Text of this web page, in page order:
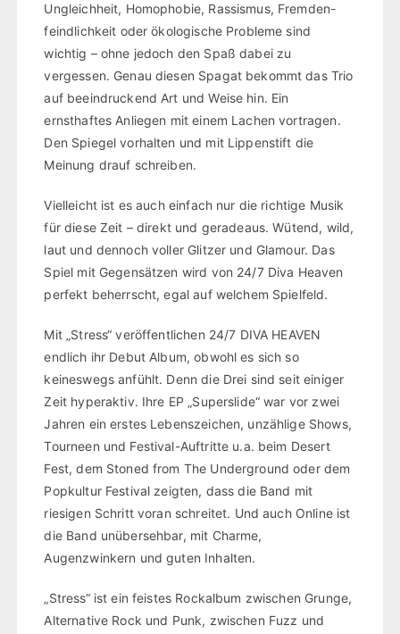
Ungleichheit, Homophobie, Rassismus, Fremden-
feindlichkeit oder ökologische Probleme sind
wichtig – ohne jedoch den Spaß dabei zu
vergessen. Genau diesen Spagat bekommt das Trio
auf beeindruckend Art und Weise hin. Ein
ernsthaftes Anliegen mit einem Lachen vortragen.
Den Spiegel vorhalten und mit Lippenstift die
Meinung drauf schreiben.
Vielleicht ist es auch einfach nur die richtige Musik
für diese Zeit – direkt und geradeaus. Wütend, wild,
laut und dennoch voller Glitzer und Glamour. Das
Spiel mit Gegensätzen wird von 24/7 Diva Heaven
perfekt beherrscht, egal auf welchem Spielfeld.
Mit „Stress“ veröffentlichen 24/7 DIVA HEAVEN
endlich ihr Debut Album, obwohl es sich so
keineswegs anfühlt. Denn die Drei sind seit einiger
Zeit hyperaktiv. Ihre EP „Superslide“ war vor zwei
Jahren ein erstes Lebenszeichen, unzählige Shows,
Tourneen und Festival-Auftritte u.a. beim Desert
Fest, dem Stoned from The Underground oder dem
Popkultur Festival zeigten, dass die Band mit
riesigen Schritt voran schreitet. Und auch Online ist
die Band unübersehbar, mit Charme,
Augenzwinkern und guten Inhalten.
„Stress“ ist ein feistes Rockalbum zwischen Grunge,
Alternative Rock und Punk, zwischen Fuzz und